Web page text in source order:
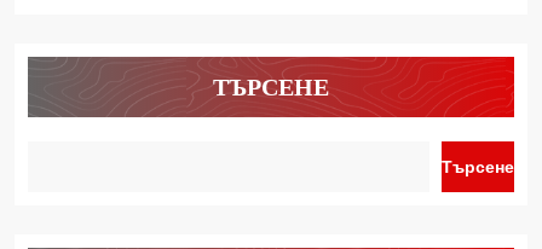
ТЪРСЕНЕ
Търсене